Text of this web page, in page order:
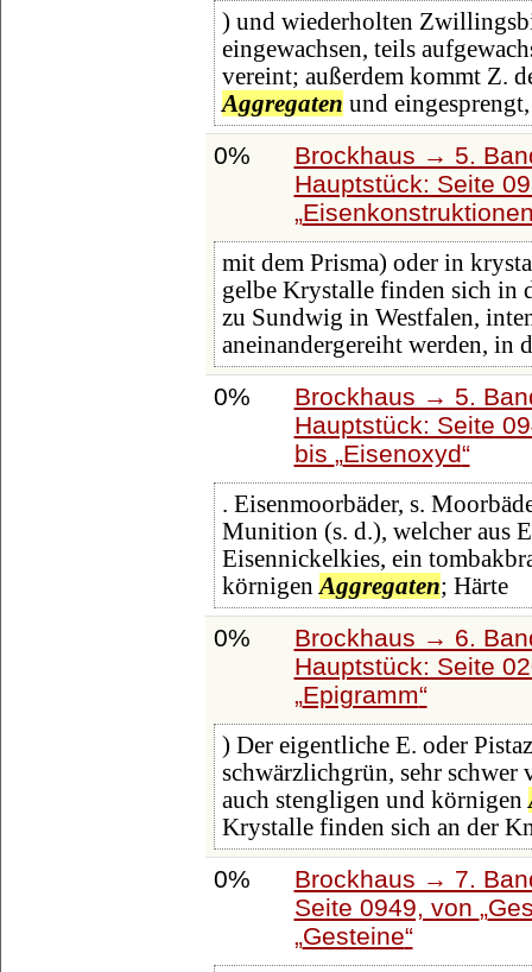
) und wiederholten
eingewachsen, teils
vereint; außerdem kommt Z.
Aggregaten und
0%
Brockhaus → 5.
Hauptstück: Seite
mit dem Prisma) oder in
gelbe Krystalle finden sich in
zu Sundwig in Westfalen,
aneinandergereiht werden, in
0%
Brockhaus → 5.
Hauptstück: Seite
bis Eisenoxyd
. Eisenmoorbäder, s.
Munition (s. d.), welcher aus
Eisennickelkies, ein
körnigen Aggregaten; Härte
0%
Brockhaus → 6.
Hauptstück: Seite
Epigramm
) Der eigentliche E. oder
schwärzlichgrün, sehr
auch stengligen und körnigen
Krystalle finden sich an der
0%
Brockhaus → 7.
Seite 0949, von
Gesteine